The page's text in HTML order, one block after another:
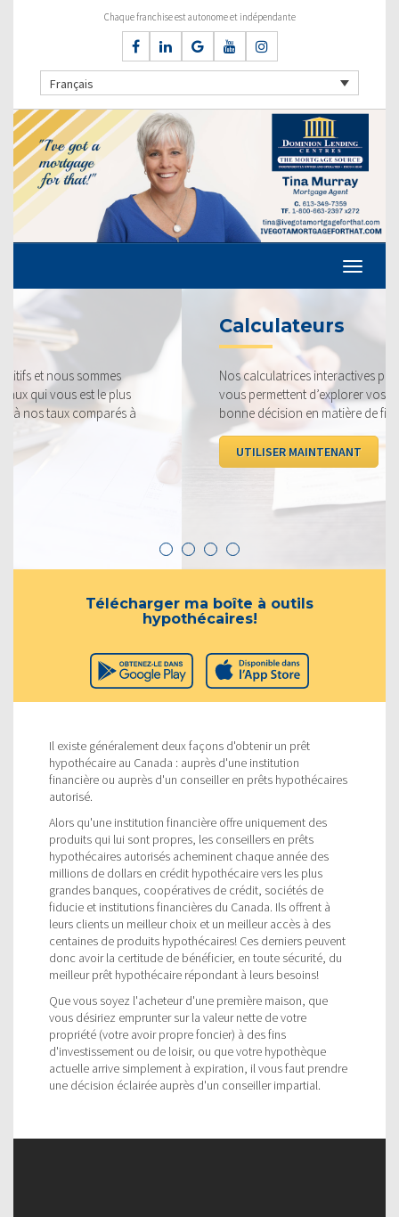
Chaque franchise est autonome et indépendante
Français
Calculateurs
Nos calculatrices interactives pour prêts hypothécaires
vous permettent d’explorer vos options et de prendre la
bonne décision en matière de financement.
Télécharger ma boîte à outils
hypothécaires!
Il existe généralement deux façons d'obtenir un prêt
hypothécaire au Canada : auprès d'une institution
financière ou auprès d'un conseiller en prêts hypothécaires
autorisé.
Alors qu'une institution financière offre uniquement des
produits qui lui sont propres, les conseillers en prêts
hypothécaires autorisés acheminent chaque année des
millions de dollars en crédit hypothécaire vers les plus
grandes banques, coopératives de crédit, sociétés de
fiducie et institutions financières du Canada. Ils offrent à
leurs clients un meilleur choix et un meilleur accès à des
centaines de produits hypothécaires! Ces derniers peuvent
donc avoir la certitude de bénéficier, en toute sécurité, du
meilleur prêt hypothécaire répondant à leurs besoins!
Que vous soyez l'acheteur d'une première maison, que
vous désiriez emprunter sur la valeur nette de votre
propriété (votre avoir propre foncier) à des fins
d'investissement ou de loisir, ou que votre hypothèque
actuelle arrive simplement à expiration, il vous faut prendre
une décision éclairée auprès d'un conseiller impartial.